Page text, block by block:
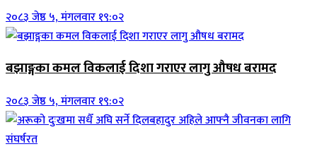
२०८३ जेष्ठ ५, मंगलवार १९:०२
बझाङ्गका कमल विकलाई दिशा गराएर लागु औषध बरामद
२०८३ जेष्ठ ५, मंगलवार १९:०२